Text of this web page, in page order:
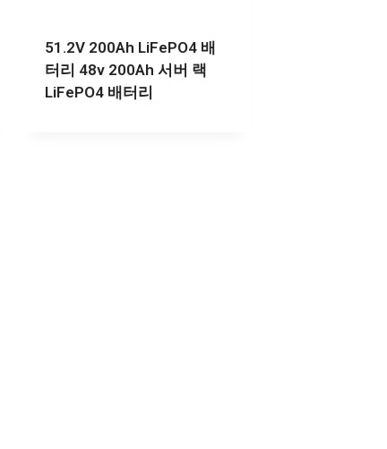
51.2V 200Ah LiFePO4 배
터리 48v 200Ah 서버 랙
LiFePO4 배터리